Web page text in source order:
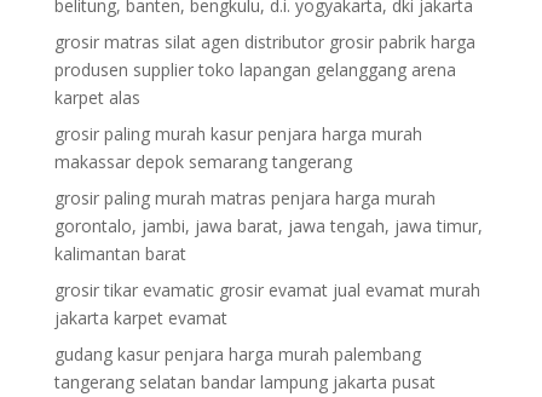
belitung, banten, bengkulu, d.i. yogyakarta, dki jakarta
grosir matras silat agen distributor grosir pabrik harga
produsen supplier toko lapangan gelanggang arena
karpet alas
grosir paling murah kasur penjara harga murah
makassar depok semarang tangerang
grosir paling murah matras penjara harga murah
gorontalo, jambi, jawa barat, jawa tengah, jawa timur,
kalimantan barat
grosir tikar evamatic grosir evamat jual evamat murah
jakarta karpet evamat
gudang kasur penjara harga murah palembang
tangerang selatan bandar lampung jakarta pusat